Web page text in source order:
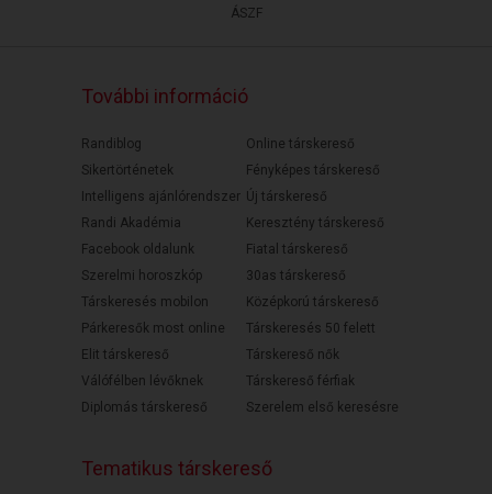
ÁSZF
További információ
Randiblog
Sikertörténetek
Intelligens ajánlórendszer
Randi Akadémia
Facebook oldalunk
Szerelmi horoszkóp
Társkeresés mobilon
Párkeresők most online
Elit társkereső
Válófélben lévőknek
Diplomás társkereső
Online társkereső
Fényképes társkereső
Új társkereső
Keresztény társkereső
Fiatal társkereső
30as társkereső
Középkorú társkereső
Társkeresés 50 felett
Társkereső nők
Társkereső férfiak
Szerelem első keresésre
Tematikus társkereső